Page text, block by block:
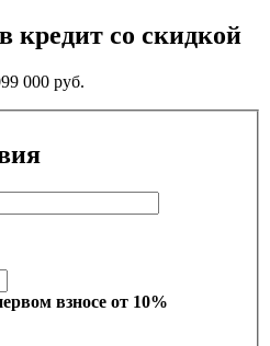
кредит со скидкой
000 руб.
взносе от 10%